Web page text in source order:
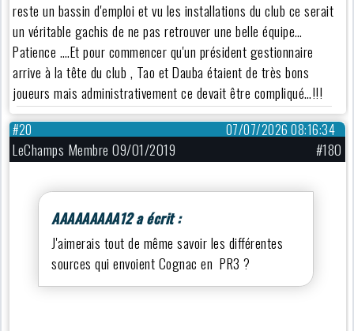
reste un bassin d'emploi et vu les installations du club ce serait
un véritable gachis de ne pas retrouver une belle équipe…
Patience ….Et pour commencer qu'un président gestionnaire
arrive à la tête du club , Tao et Dauba étaient de très bons
joueurs mais administrativement ce devait être compliqué…!!!
07/07/2026 08:16:34
#20
LeChamps Membre 09/01/2019 #180
AAAAAAAAA12 a écrit :
J'aimerais tout de même savoir les différentes
sources qui envoient Cognac en PR3 ?